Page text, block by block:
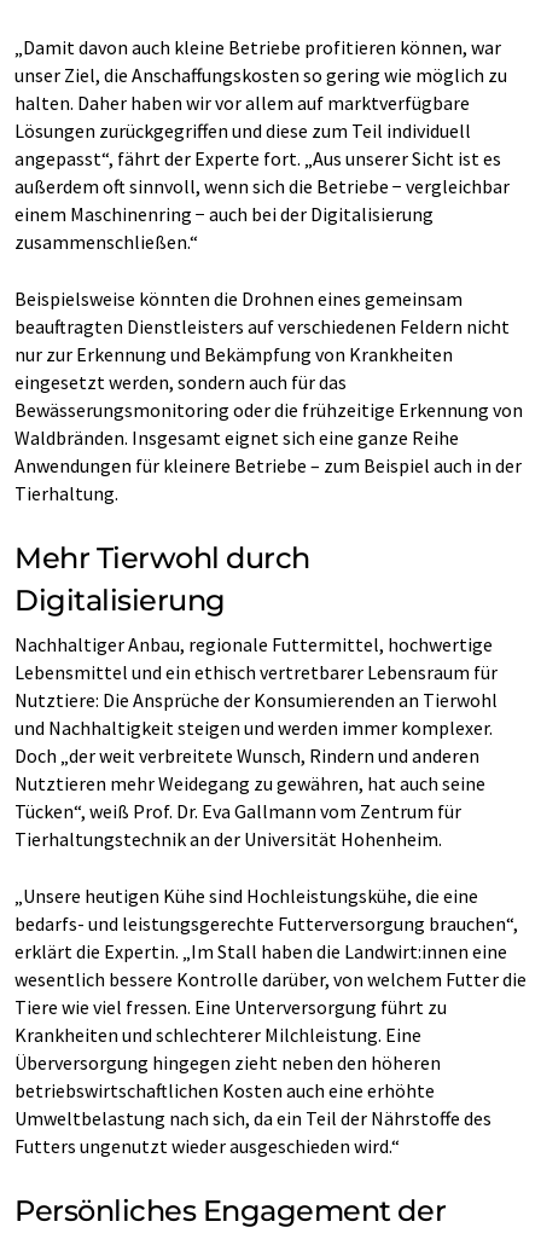
„Damit davon auch kleine Betriebe profitieren können, war
unser Ziel, die Anschaffungskosten so gering wie möglich zu
halten. Daher haben wir vor allem auf marktverfügbare
Lösungen zurückgegriffen und diese zum Teil individuell
angepasst“, fährt der Experte fort. „Aus unserer Sicht ist es
außerdem oft sinnvoll, wenn sich die Betriebe − vergleichbar
einem Maschinenring − auch bei der Digitalisierung
zusammenschließen.“
Beispielsweise könnten die Drohnen eines gemeinsam
beauftragten Dienstleisters auf verschiedenen Feldern nicht
nur zur Erkennung und Bekämpfung von Krankheiten
eingesetzt werden, sondern auch für das
Bewässerungsmonitoring oder die frühzeitige Erkennung von
Waldbränden. Insgesamt eignet sich eine ganze Reihe
Anwendungen für kleinere Betriebe – zum Beispiel auch in der
Tierhaltung.
Mehr Tierwohl durch
Digitalisierung
Nachhaltiger Anbau, regionale Futtermittel, hochwertige
Lebensmittel und ein ethisch vertretbarer Lebensraum für
Nutztiere: Die Ansprüche der Konsumierenden an Tierwohl
und Nachhaltigkeit steigen und werden immer komplexer.
Doch „der weit verbreitete Wunsch, Rindern und anderen
Nutztieren mehr Weidegang zu gewähren, hat auch seine
Tücken“, weiß Prof. Dr. Eva Gallmann vom Zentrum für
Tierhaltungstechnik an der Universität Hohenheim.
„Unsere heutigen Kühe sind Hochleistungskühe, die eine
bedarfs- und leistungsgerechte Futterversorgung brauchen“,
erklärt die Expertin. „Im Stall haben die Landwirt:innen eine
wesentlich bessere Kontrolle darüber, von welchem Futter die
Tiere wie viel fressen. Eine Unterversorgung führt zu
Krankheiten und schlechterer Milchleistung. Eine
Überversorgung hingegen zieht neben den höheren
betriebswirtschaftlichen Kosten auch eine erhöhte
Umweltbelastung nach sich, da ein Teil der Nährstoffe des
Futters ungenutzt wieder ausgeschieden wird.“
Persönliches Engagement der